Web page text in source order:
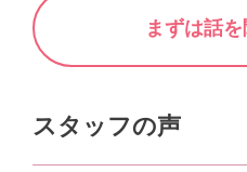
まずは話
スタッフの声